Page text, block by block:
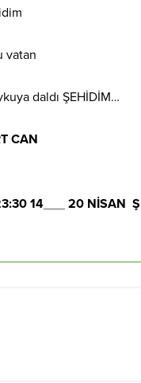
vatan
daldı ŞEHİDİM…
CAN
14___ 20 NİSAN